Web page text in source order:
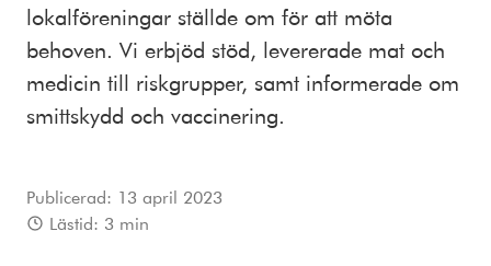
lokalföreningar ställde om för att möta
behoven. Vi erbjöd stöd, levererade mat och
medicin till riskgrupper, samt informerade om
smittskydd och vaccinering.
Publicerad: 13 april 2023
Lästid: 3 min